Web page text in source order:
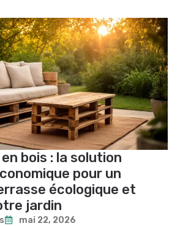
bois : la solution
pour un
écologique et
jardin
mai 22, 2026